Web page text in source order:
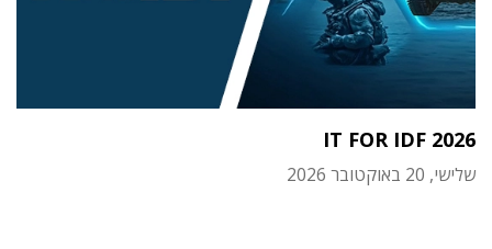
IT FOR IDF 2026
שלישי, 20 באוקטובר 2026